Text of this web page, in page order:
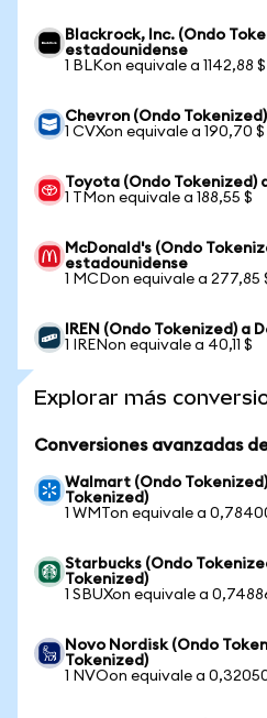
Blackrock, Inc. (Ondo
estadounidense
1 BLKon equivale a 1142,88 $
Chevron (Ondo
1 CVXon equivale a 190,70 $
Toyota (Ondo Tokenized)
1 TMon equivale a 188,55 $
McDonald's (Ondo
estadounidense
1 MCDon equivale a 277,85
IREN (Ondo Tokenized) a
1 IRENon equivale a 40,11 $
Explorar más
Conversiones avanzadas
Walmart (Ondo
Tokenized)
1 WMTon equivale a
Starbucks (Ondo
Tokenized)
1 SBUXon equivale a
Novo Nordisk (Ondo
Tokenized)
1 NVOon equivale a